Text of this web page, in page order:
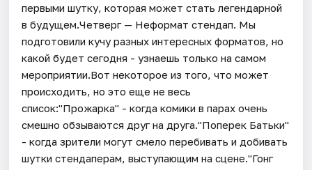
первыми шутку, которая может стать легендарной
в будущем.Четверг — Неформат стендап. Мы
подготовили кучу разных интересных форматов, но
какой будет сегодня - узнаешь только на самом
мероприятии.Вот некоторое из того, что может
происходить, но это еще не весь
список:"Прожарка" - когда комики в парах очень
смешно обзываются друг на друга."Поперек Батьки"
- когда зрители могут смело перебивать и добивать
шутки стендаперам, выступающим на сцене."Гонг